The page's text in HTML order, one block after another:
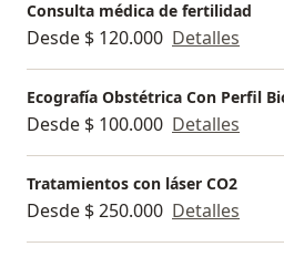
Ginecología y Obstetricia
experto en Ginecología y
Consulta médica de fertilidad
Desde $ 120.000 Detalles
Ecografía Obstétrica Con Perfil
Desde $ 100.000 Detalles
Tratamientos con láser CO2
Desde $ 250.000 Detalles